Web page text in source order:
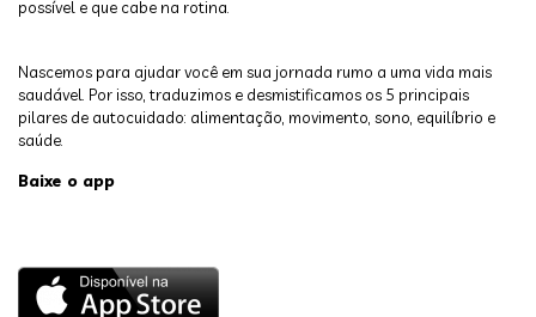
possível e que cabe na rotina.
Nascemos para ajudar você em sua jornada rumo a uma vida mais
saudável. Por isso, traduzimos e desmistificamos os 5 principais
pilares de autocuidado: alimentação, movimento, sono, equilíbrio e
saúde.
Baixe o app